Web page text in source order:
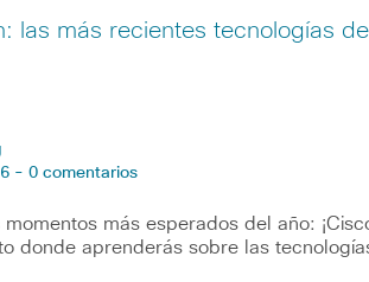
las más recientes tecnologías de
- 0 comentarios
más esperados del año:
donde aprenderás sobre las